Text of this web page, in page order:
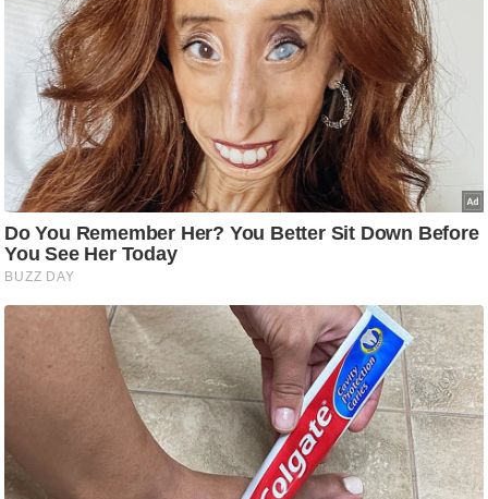
रा
ज
नी
ति
वि
श्ले
ष
ण
स
म
क